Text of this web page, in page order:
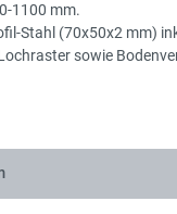
1100 mm.
Stahl (70x50x2 mm)
sowie